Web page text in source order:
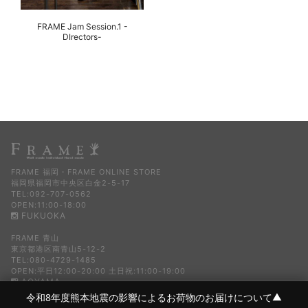
FRAME Jam Session.1 -
DIrectors-
FRAME 福岡・FRAME ONLINE STORE
福岡県福岡市中央区白金2-5-17
TEL:092-707-0562
OPEN:11:00-18:00
FUKUOKA
FRAME 青山
東京都港区南青山5-12-2
TEL:080-4729-1485
OPEN:平日12:00-20:00 土日祝:11:00-19:00
AOYAMA
COPYRIGHT FRAME ALL RIGHTS RESERVED.
令和8年度熊本地震の影響によるお荷物のお届けについて▼